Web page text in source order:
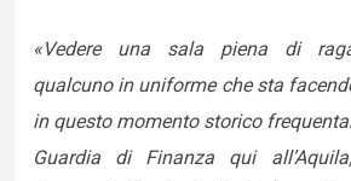
«Vedere una sala piena di
qualcuno in uniforme che sta
in questo momento storico
Guardia di Finanza qui